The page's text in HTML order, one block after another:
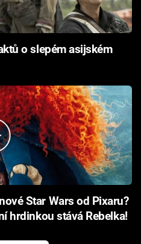
o slepém asijském
Star Wars od Pixaru?
hrdinkou stává Rebelka!